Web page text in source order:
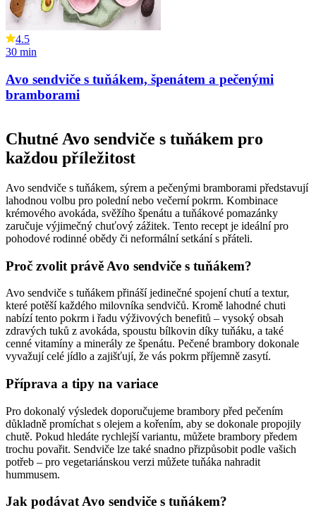
4.5
30 min
Avo sendviče s tuňákem, špenátem a pečenými
bramborami
Chutné Avo sendviče s tuňákem pro
každou příležitost
Avo sendviče s tuňákem, sýrem a pečenými bramborami představují
lahodnou volbu pro polední nebo večerní pokrm. Kombinace
krémového avokáda, svěžího špenátu a tuňákové pomazánky
zaručuje výjimečný chuťový zážitek. Tento recept je ideální pro
pohodové rodinné obědy či neformální setkání s přáteli.
Proč zvolit právě Avo sendviče s tuňákem?
Avo sendviče s tuňákem přináší jedinečné spojení chutí a textur,
které potěší každého milovníka sendvičů. Kromě lahodné chuti
nabízí tento pokrm i řadu výživových benefitů – vysoký obsah
zdravých tuků z avokáda, spoustu bílkovin díky tuňáku, a také
cenné vitamíny a minerály ze špenátu. Pečené brambory dokonale
vyvažují celé jídlo a zajišťují, že vás pokrm příjemně zasytí.
Příprava a tipy na variace
Pro dokonalý výsledek doporučujeme brambory před pečením
důkladně promíchat s olejem a kořením, aby se dokonale propojily
chutě. Pokud hledáte rychlejší variantu, můžete brambory předem
trochu povařit. Sendviče lze také snadno přizpůsobit podle vašich
potřeb – pro vegetariánskou verzi můžete tuňáka nahradit
hummusem.
Jak podávat Avo sendviče s tuňákem?